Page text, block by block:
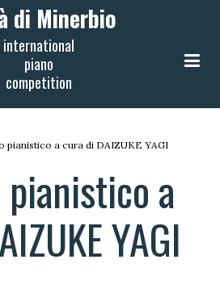
di Minerbio
international
piano
competition
pianistico a cura di DAIZUKE YAGI
a
YAGI